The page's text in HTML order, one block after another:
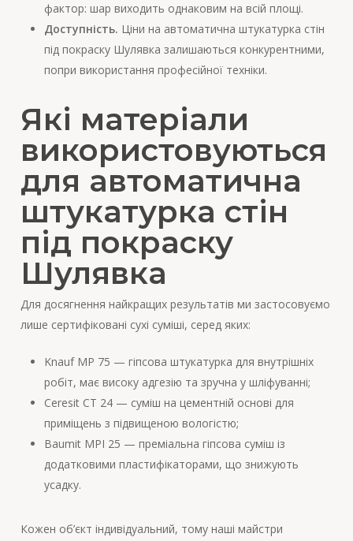
фактор: шар виходить однаковим на всій площі.
Доступність. Ціни на автоматична штукатурка стін
під покраску Шулявка залишаються конкурентними,
попри використання професійної техніки.
Які матеріали
використовуються
для автоматична
штукатурка стін
під покраску
Шулявка
Для досягнення найкращих результатів ми застосовуємо
лише сертифіковані сухі суміші, серед яких:
Knauf MP 75 — гіпсова штукатурка для внутрішніх
робіт, має високу адгезію та зручна у шліфуванні;
Ceresit CT 24 — суміш на цементній основі для
приміщень з підвищеною вологістю;
Baumit MPI 25 — преміальна гіпсова суміш із
додатковими пластифікаторами, що знижують
усадку.
Кожен об’єкт індивідуальний, тому наші майстри